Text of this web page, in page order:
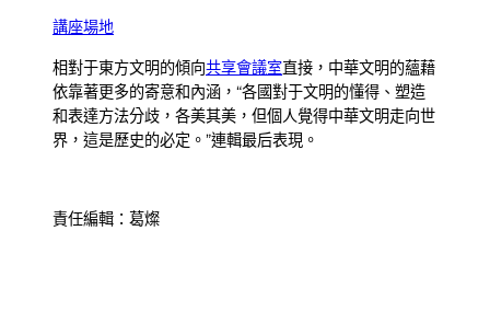
講座場地
相對于東方文明的傾向共享會議室直接，中華文明的蘊藉
依靠著更多的寄意和內涵，“各國對于文明的懂得、塑造
和表達方法分歧，各美其美，但個人覺得中華文明走向世
界，這是歷史的必定。”連輯最后表現。
責任編輯：葛燦